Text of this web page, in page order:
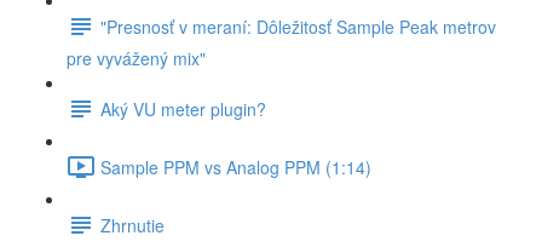
"Presnosť v meraní: Dôležitosť Sample Peak metrov
pre vyvážený mix"
Aký VU meter plugin?
Sample PPM vs Analog PPM (1:14)
Zhrnutie